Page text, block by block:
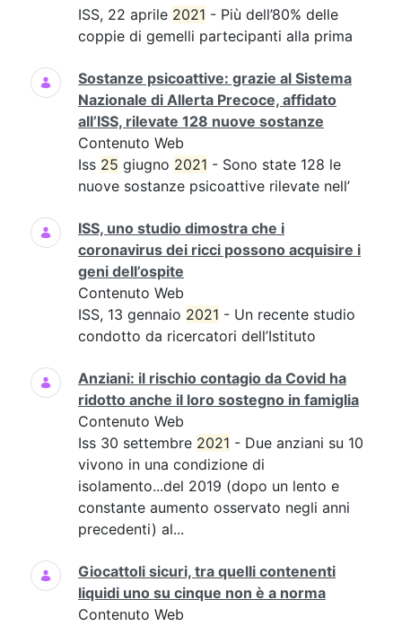
ISS, 22 aprile 2021 - Più dell’80% delle
coppie di gemelli partecipanti alla prima
Sostanze psicoattive: grazie al Sistema
Nazionale di Allerta Precoce, affidato
all’ISS, rilevate 128 nuove sostanze
Contenuto Web
Iss 25 giugno 2021 - Sono state 128 le
nuove sostanze psicoattive rilevate nell’
ISS, uno studio dimostra che i
coronavirus dei ricci possono acquisire i
geni dell’ospite
Contenuto Web
ISS, 13 gennaio 2021 - Un recente studio
condotto da ricercatori dell’Istituto
Anziani: il rischio contagio da Covid ha
ridotto anche il loro sostegno in famiglia
Contenuto Web
Iss 30 settembre 2021 - Due anziani su 10
vivono in una condizione di
isolamento...del 2019 (dopo un lento e
constante aumento osservato negli anni
precedenti) al...
Giocattoli sicuri, tra quelli contenenti
liquidi uno su cinque non è a norma
Contenuto Web